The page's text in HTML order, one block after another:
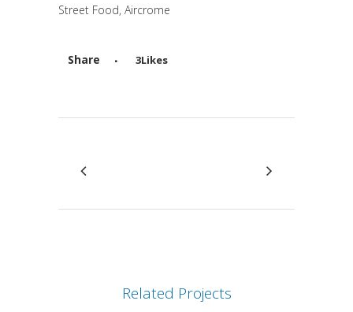
Street Food, Aircrome
Share
Attiva comando
3Likes
Related Projects